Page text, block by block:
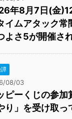
年8月7日(金
イムアタック常
よさ5が開催さ
譚
08/03
ピーくじの参加
り」を受け取っ